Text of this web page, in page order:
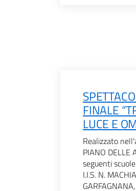
FINALE
LUCE E
Realizzato
PIANO DELLE
seguenti
I.I.S. N.